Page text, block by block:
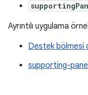
Ayrıntılı uygulama
Destek bölmesi
supporting-